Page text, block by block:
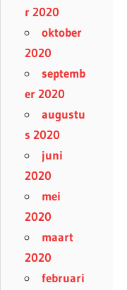
r 2020
oktober
2020
septemb
er 2020
augustu
s 2020
juni
2020
mei
2020
maart
2020
februari